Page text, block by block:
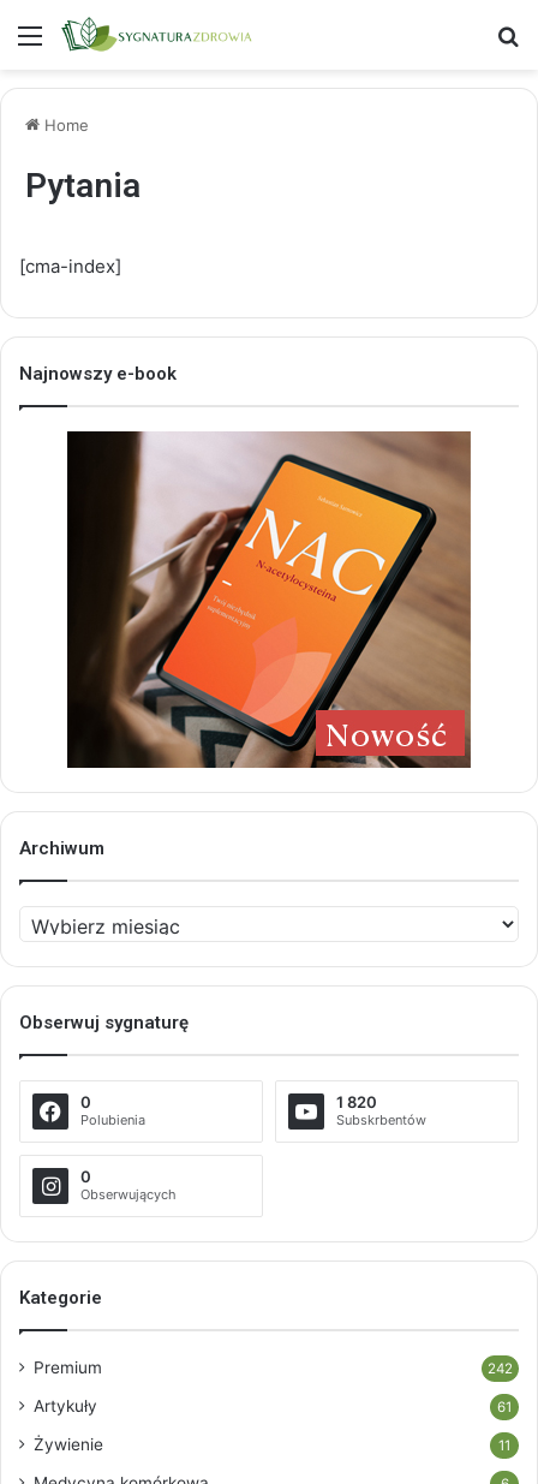
Menu
Home
Pytania
[cma-index]
Najnowszy e-book
Archiwum
Archiwum
Obserwuj sygnaturę
0
Polubienia
1 820
Subskrbentów
0
Obserwujących
Kategorie
Premium 242
Artykuły 61
Żywienie 11